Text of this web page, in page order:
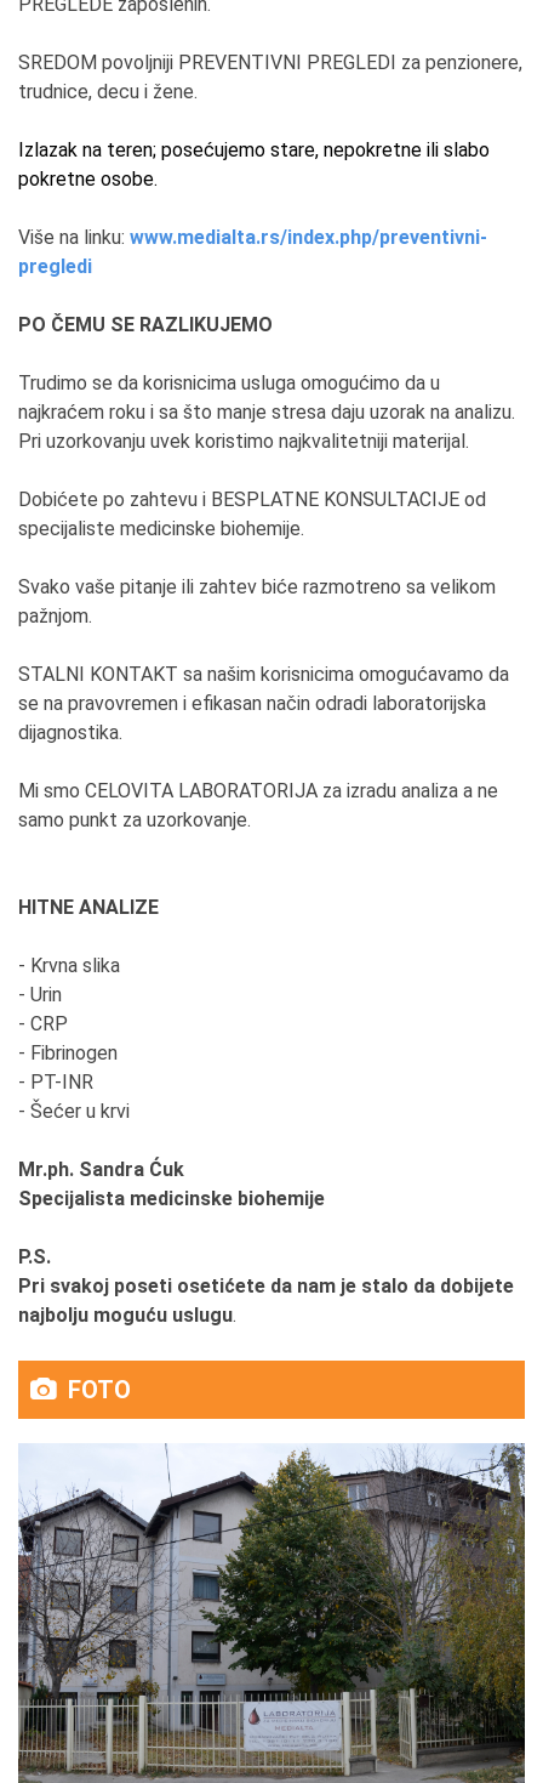
SREDOM povoljniji PREVENTIVNI PREGLEDI za penzionere,
trudnice, decu i žene.
Izlazak na teren; posećujemo stare, nepokretne ili slabo
pokretne osobe.
Više na linku: www.medialta.rs/index.php/preventivni-
pregledi
PO ČEMU SE RAZLIKUJEMO
Trudimo se da korisnicima usluga omogućimo da u
najkraćem roku i sa što manje stresa daju uzorak na analizu.
Pri uzorkovanju uvek koristimo najkvalitetniji materijal.
Dobićete po zahtevu i BESPLATNE KONSULTACIJE od
specijaliste medicinske biohemije.
Svako vaše pitanje ili zahtev biće razmotreno sa velikom
pažnjom.
STALNI KONTAKT sa našim korisnicima omogućavamo da
se na pravovremen i efikasan način odradi laboratorijska
dijagnostika.
Mi smo CELOVITA LABORATORIJA za izradu analiza a ne
samo punkt za uzorkovanje.
HITNE ANALIZE
- Krvna slika
- Urin
- CRP
- Fibrinogen
- PT-INR
- Šećer u krvi
Mr.ph. Sandra Ćuk
Specijalista medicinske biohemije
P.S.
Pri svakoj poseti osetićete da nam je stalo da dobijete
najbolju moguću uslugu.
FOTO